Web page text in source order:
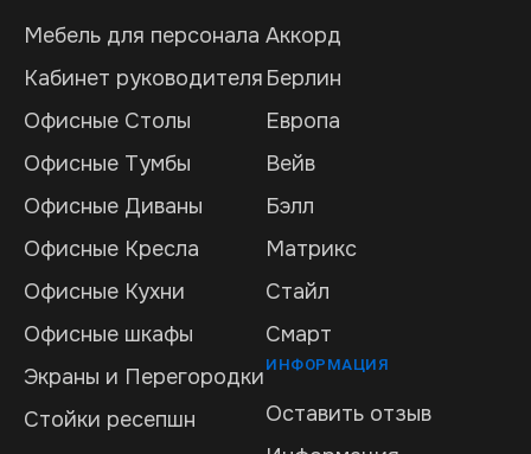
Мебель для персонала
Кабинет руководителя
Офисные Столы
Офисные Тумбы
Офисные Диваны
Офисные Кресла
Офисные Кухни
Офисные шкафы
Экраны и Перегородки
Стойки ресепшн
Аккорд
Берлин
Европа
Вейв
Бэлл
Матрикс
Стайл
Смарт
ИНФОРМАЦИЯ
Оставить отзыв